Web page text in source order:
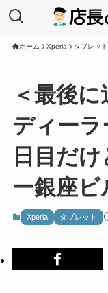
ホーム Xperia タブレット
＜最後
ディー
日目だ
ー銀座
Xperia タブレット